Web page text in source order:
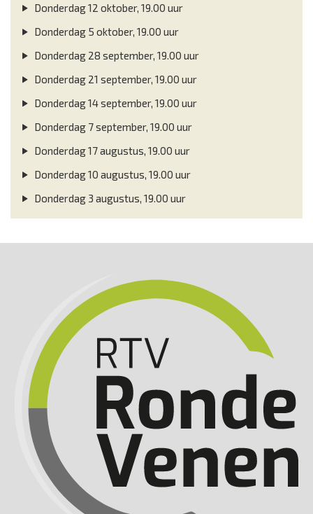
Donderdag 12 oktober, 19.00 uur
Donderdag 5 oktober, 19.00 uur
Donderdag 28 september, 19.00 uur
Donderdag 21 september, 19.00 uur
Donderdag 14 september, 19.00 uur
Donderdag 7 september, 19.00 uur
Donderdag 17 augustus, 19.00 uur
Donderdag 10 augustus, 19.00 uur
Donderdag 3 augustus, 19.00 uur